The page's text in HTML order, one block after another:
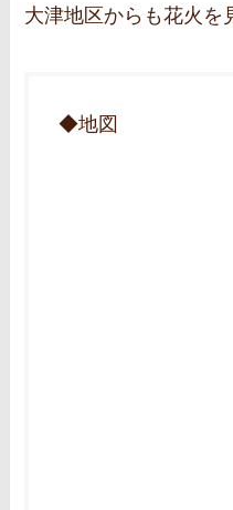
大津地区からも花火を
◆地図